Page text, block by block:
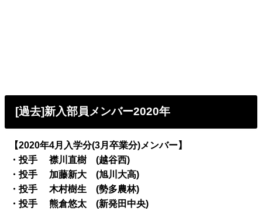
[過去]新入部員メンバー2020年
【2020年4月入学分(3月卒業分)メンバー】
・投手 襟川直樹 (越谷西)
・投手 加藤新大 (旭川大高)
・投手 木村樹生 (勢多農林)
・投手 熊倉悠太 (新発田中央)